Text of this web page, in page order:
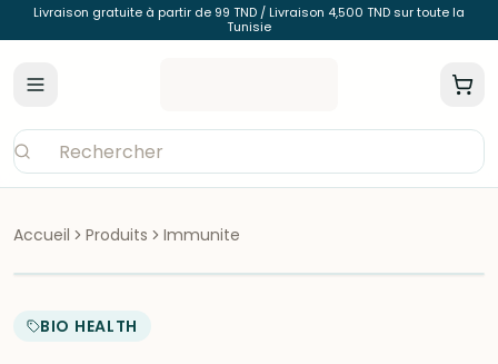
Livraison gratuite à partir de 99 TND / Livraison 4,500 TND sur toute la
Tunisie
Accueil Produits Immunite
BIO HEALTH